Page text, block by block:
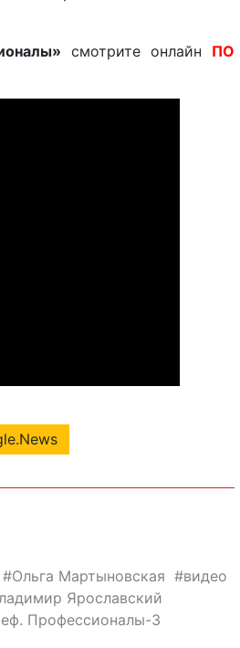
смотрите онлайн ПО
Ольга Мартыновская
видео
Ярославский
Профессионалы-3